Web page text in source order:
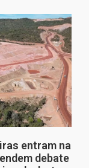
entram na
debate